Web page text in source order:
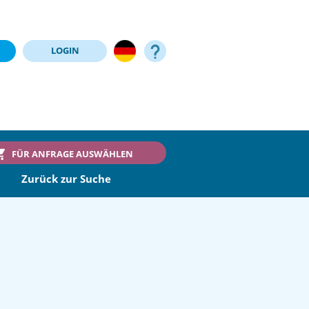
LOGIN
FÜR ANFRAGE AUSWÄHLEN
Zurück zur Suche